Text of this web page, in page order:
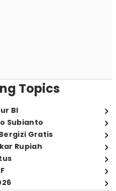
Topics
BI
Subianto
Gratis
Rupiah